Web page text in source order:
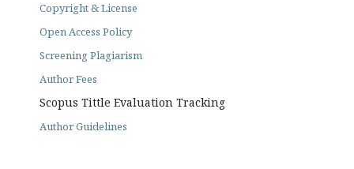
Copyright & License
Open Access Policy
Screening Plagiarism
Author Fees
Scopus Tittle Evaluation Tracking
Author Guidelines